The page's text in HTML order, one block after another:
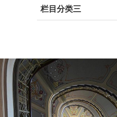
栏目分类三